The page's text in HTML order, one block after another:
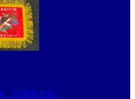
北海道大会